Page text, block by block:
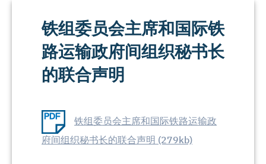
铁组委员会主席和国际铁
路运输政府间组织秘书长
的联合声明
铁组委员会主席和国际铁路运输政
府间组织秘书长的联合声明 (279kb)